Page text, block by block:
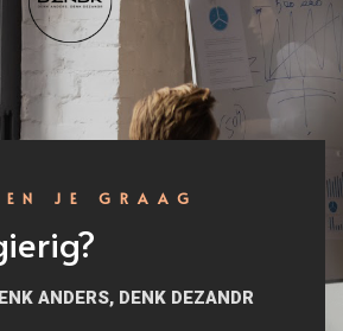
JE GRAAG
ANDERS, DENK DEZANDR